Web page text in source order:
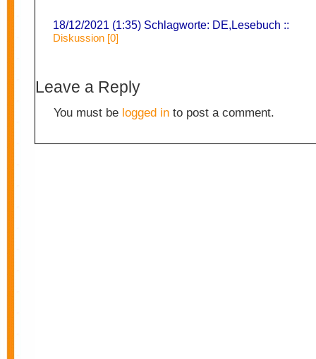
18/12/2021 (1:35) Schlagworte: DE, Lesebuch ::
Diskussion [0]
Leave a Reply
You must be logged in to post a comment.